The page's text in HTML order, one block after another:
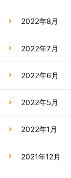
2022年8月
2022年7月
2022年6月
2022年5月
2022年1月
2021年12月